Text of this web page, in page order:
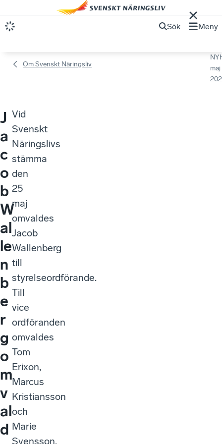
Sök Meny
Om Svenskt Näringsliv
maj
J
a
c
o
b
W
al
le
n
b
e
r
g
o
m
v
al
d
Vid
Svenskt
Näringslivs
stämma
den
25
maj
omvaldes
Jacob
Wallenberg
till
styrelseordförande.
Till
vice
ordföranden
omvaldes
Tom
Erixon,
Marcus
Kristiansson
och
Marie
Svensson.